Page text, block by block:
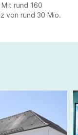
rund 160
von rund 30 Mio.